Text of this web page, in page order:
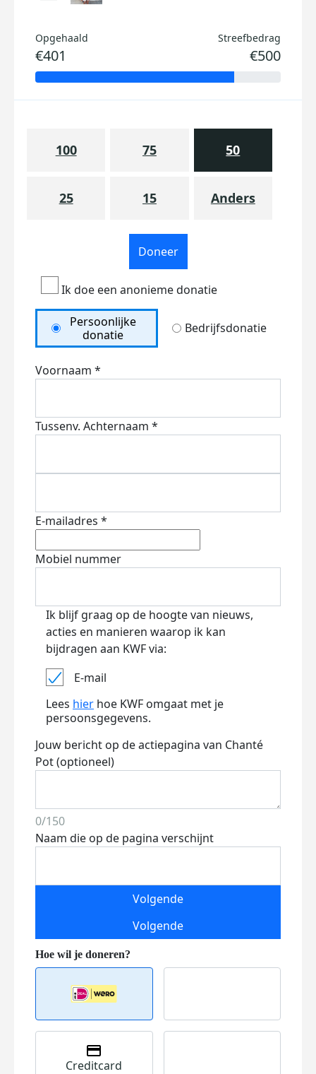
Opgehaald
€401
Streefbedrag
€500
100 75 50
25 15 Anders
Doneer
Ik doe een anonieme donatie
Persoonlijke
donatie
Bedrijfsdonatie
Voornaam *
Tussenv. Achternaam *
E-mailadres *
Mobiel nummer
Ik blijf graag op de hoogte van nieuws,
acties en manieren waarop ik kan
bijdragen aan KWF via:
E-mail
Lees hier hoe KWF omgaat met je
persoonsgegevens.
Jouw bericht op de actiepagina van Chanté
Pot (optioneel)
0/150
Naam die op de pagina verschijnt
Volgende
Volgende
Creditcard